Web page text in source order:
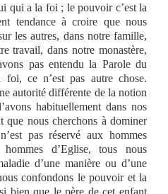
qui a la foi ; le pouvoir c’est la
tendance à croire que nous
les autres, dans notre famille,
travail, dans notre monastère,
pas entendu la Parole du
ce n’est pas autre chose.
autorité différente de la notion
habituellement dans nos
que nous cherchons à dominer
pas réservé aux hommes
d’Eglise, tous nous
d’une manière ou d’une
confondons le pouvoir et la
bien que le père de cet enfant